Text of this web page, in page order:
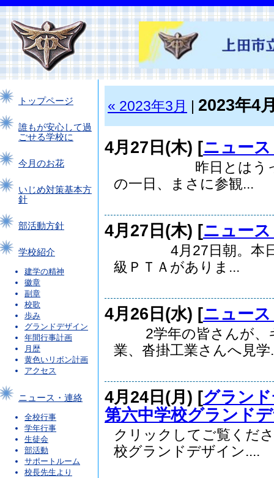
トップページ
誰もが安心して過
ごせる学校に
今月のお花
いじめ対策基本方
針
部活動方針
学校紹介
建学の精神
徽章
副章
校歌
歩み
グランドデザイン
年間行事計画
月歴
黄色いリボン計画
アクセス
ニュース・連絡
全校行事
学年行事
生徒会
部活動
サポートルーム
校長先生より
« 2023年3月 2023年4
4月27日(木) [ニュー
昨日とはうって変
の一日、まさに参観...
4月27日(木) [ニュー
4月27日朝。本日は
級ＰＴＡがありま...
4月26日(水) [ニュー
2学年の皆さんが、
業、沓掛工業さんへ見学
4月24日(月) [グラン
第六中学校グランド
クリックしてご覧くだ
校グランドデザイン....